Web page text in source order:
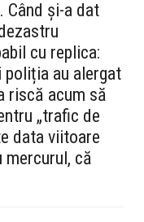
Când și-a dat
cu replica:
poliția au alergat
riscă acum să
„trafic de
data viitoare
că